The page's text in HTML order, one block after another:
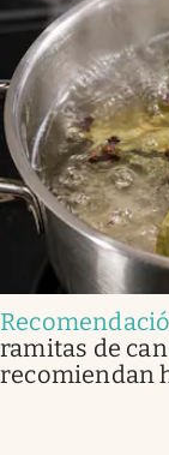
ramitas de
recomiendan